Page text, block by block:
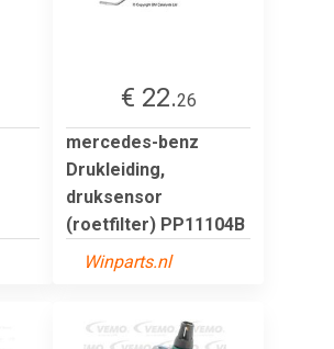
€ 22.26
mercedes-benz
Drukleiding,
druksensor
(roetfilter) PP11104B
Winparts.nl